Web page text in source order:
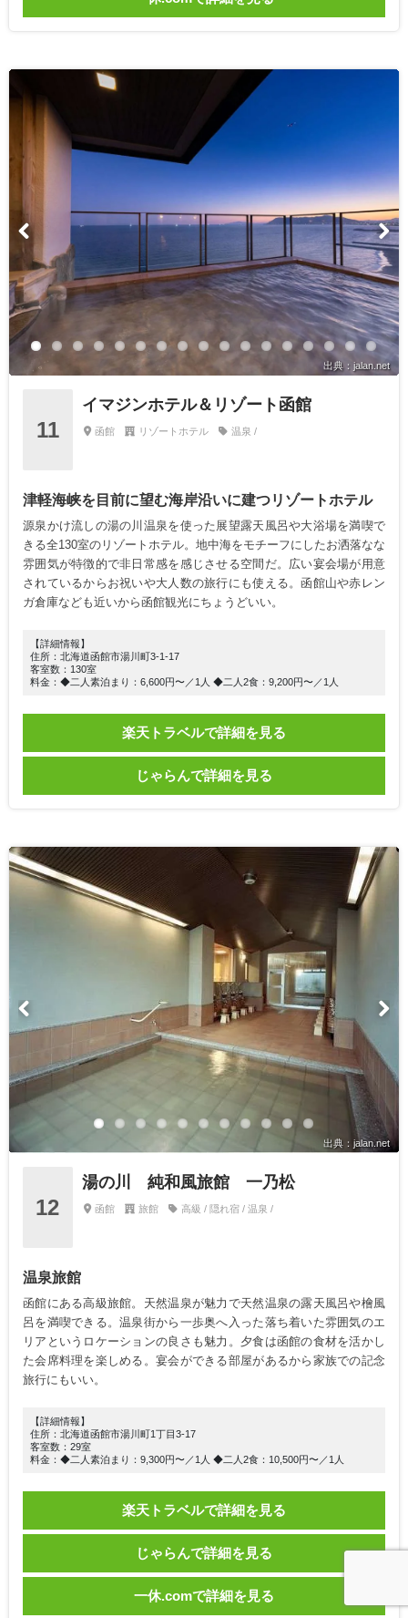
出典：jalan.net
11
イマジンホテル＆リゾート函館
函館 リゾートホテル 温泉 /
津軽海峡を目前に望む海岸沿いに建つリゾートホテル
源泉かけ流しの湯の川温泉を使った展望露天風呂や大浴場を満喫で
きる全130室のリゾートホテル。地中海をモチーフにしたお洒落なな
雰囲気が特徴的で非日常感を感じさせる空間だ。広い宴会場が用意
されているからお祝いや大人数の旅行にも使える。函館山や赤レン
ガ倉庫なども近いから函館観光にちょうどいい。
【詳細情報】
住所：北海道函館市湯川町3-1-17
客室数：130室
料金：◆二人素泊まり：6,600円〜／1人 ◆二人2食：9,200円〜／1人
楽天トラベルで詳細を見る
じゃらんで詳細を見る
出典：jalan.net
12
湯の川 純和風旅館 一乃松
函館 旅館 高級 / 隠れ宿 / 温泉 /
温泉旅館
函館にある高級旅館。天然温泉が魅力で天然温泉の露天風呂や檜風
呂を満喫できる。温泉街から一歩奥へ入った落ち着いた雰囲気のエ
リアというロケーションの良さも魅力。夕食は函館の食材を活かし
た会席料理を楽しめる。宴会ができる部屋があるから家族での記念
旅行にもいい。
【詳細情報】
住所：北海道函館市湯川町1丁目3-17
客室数：29室
料金：◆二人素泊まり：9,300円〜／1人 ◆二人2食：10,500円〜／1人
楽天トラベルで詳細を見る
じゃらんで詳細を見る
一休.comで詳細を見る